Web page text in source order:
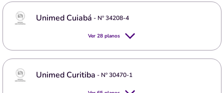
Unimed Cuiabá - Nº34208-4
Ver 28 planos
Unimed Curitiba - Nº30470-1